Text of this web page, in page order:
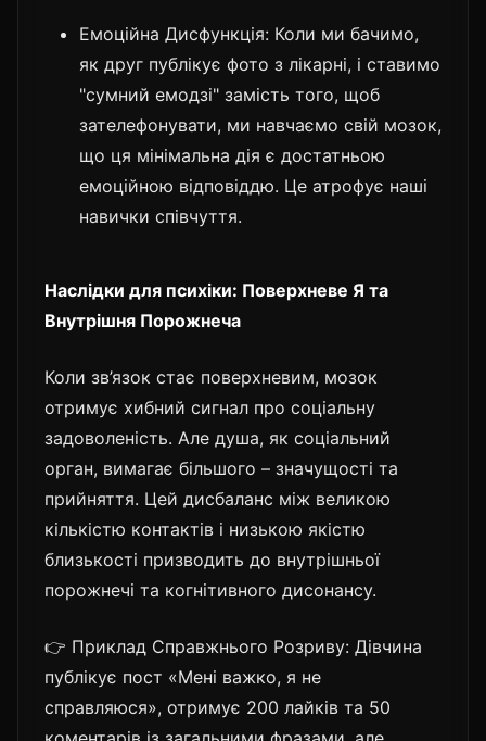
Емоційна Дисфункція: Коли ми бачимо,
як друг публікує фото з лікарні, і ставимо
"сумний емодзі" замість того, щоб
зателефонувати, ми навчаємо свій мозок,
що ця мінімальна дія є достатньою
емоційною відповіддю. Це атрофує наші
навички співчуття.
Наслідки для психіки: Поверхневе Я та
Внутрішня Порожнеча
Коли зв’язок стає поверхневим, мозок
отримує хибний сигнал про соціальну
задоволеність. Але душа, як соціальний
орган, вимагає більшого – значущості та
прийняття. Цей дисбаланс між великою
кількістю контактів і низькою якістю
близькості призводить до внутрішньої
порожнечі та когнітивного дисонансу.
👉 Приклад Справжнього Розриву: Дівчина
публікує пост «Мені важко, я не
справляюся», отримує 200 лайків та 50